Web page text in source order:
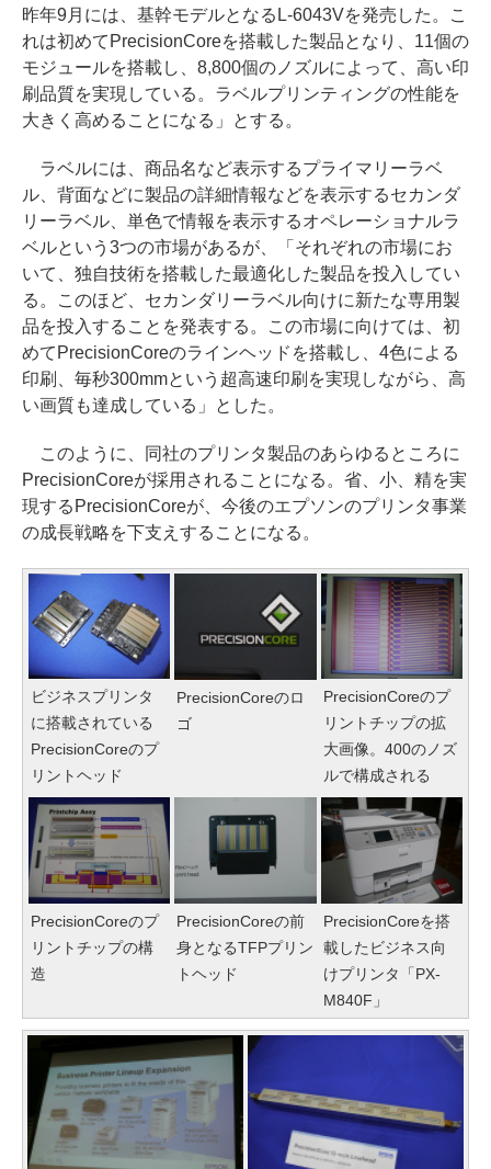
昨年9月には、基幹モデルとなるL-6043Vを発売した。こ
れは初めてPrecisionCoreを搭載した製品となり、11個の
モジュールを搭載し、8,800個のノズルによって、高い印
刷品質を実現している。ラベルプリンティングの性能を
大きく高めることになる」とする。
ラベルには、商品名など表示するプライマリーラベ
ル、背面などに製品の詳細情報などを表示するセカンダ
リーラベル、単色で情報を表示するオペレーショナルラ
ベルという3つの市場があるが、「それぞれの市場にお
いて、独自技術を搭載した最適化した製品を投入してい
る。このほど、セカンダリーラベル向けに新たな専用製
品を投入することを発表する。この市場に向けては、初
めてPrecisionCoreのラインヘッドを搭載し、4色による
印刷、毎秒300mmという超高速印刷を実現しながら、高
い画質も達成している」とした。
このように、同社のプリンタ製品のあらゆるところに
PrecisionCoreが採用されることになる。省、小、精を実
現するPrecisionCoreが、今後のエプソンのプリンタ事業
の成長戦略を下支えすることになる。
ビジネスプリンタ
に搭載されている
PrecisionCoreのプ
リントヘッド
PrecisionCoreのロ
ゴ
PrecisionCoreのプ
リントチップの拡
大画像。400のノズ
ルで構成される
PrecisionCoreのプ
リントチップの構
造
PrecisionCoreの前
身となるTFPプリン
トヘッド
PrecisionCoreを搭
載したビジネス向
けプリンタ「PX-
M840F」